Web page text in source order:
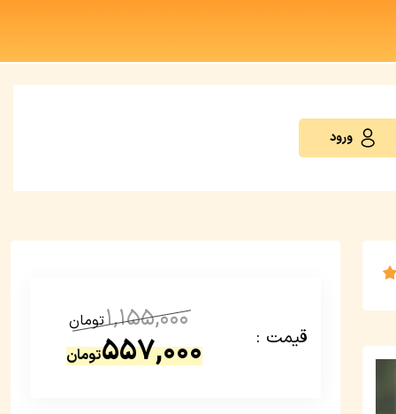
ورود
قیمت :
1,155,000تومان
557,000تومان